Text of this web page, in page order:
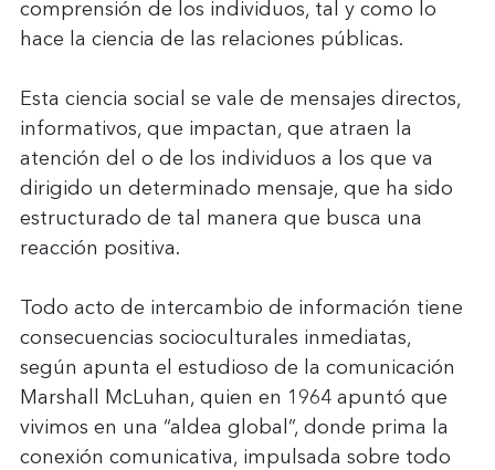
comprensión de los individuos, tal y como lo
hace la ciencia de las relaciones públicas.
Esta ciencia social se vale de mensajes directos,
informativos, que impactan, que atraen la
atención del o de los individuos a los que va
dirigido un determinado mensaje, que ha sido
estructurado de tal manera que busca una
reacción positiva.
Todo acto de intercambio de información tiene
consecuencias socioculturales inmediatas,
según apunta el estudioso de la comunicación
Marshall McLuhan, quien en 1964 apuntó que
vivimos en una “aldea global”, donde prima la
conexión comunicativa, impulsada sobre todo